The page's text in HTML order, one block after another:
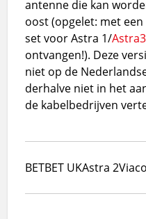
antenne die kan
oost (opgelet: met
set voor Astra 1/Astra3
ontvangen!). Deze
niet op de
derhalve niet in het
de kabelbedrijven
BETBET UKAstra 2